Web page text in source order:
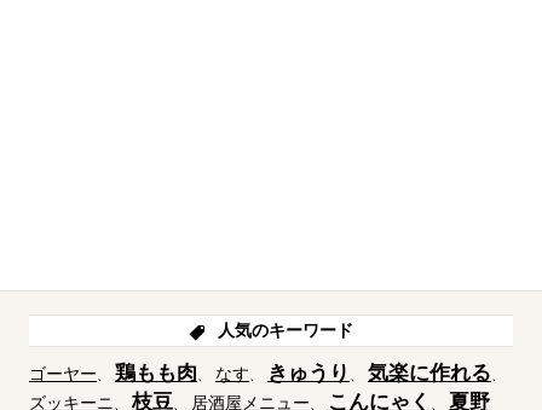
人気のキーワード
ゴーヤー 鶏もも肉 なす きゅうり 気楽に作れる
ズッキーニ 枝豆 居酒屋メニュー こんにゃく
夏野